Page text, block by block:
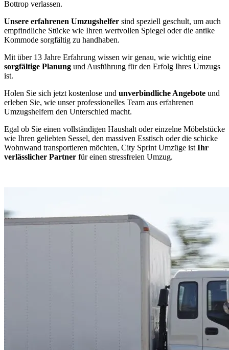
Bottrop verlassen.
Unsere erfahrenen Umzugshelfer sind speziell geschult, um auch
empfindliche Stücke wie Ihren wertvollen Spiegel oder die antike
Kommode sorgfältig zu handhaben.
Mit über 13 Jahre Erfahrung wissen wir genau, wie wichtig eine
sorgfältige Planung und Ausführung für den Erfolg Ihres Umzugs
ist.
Holen Sie sich jetzt kostenlose und unverbindliche Angebote und
erleben Sie, wie unser professionelles Team aus erfahrenen
Umzugshelfern den Unterschied macht.
Egal ob Sie einen vollständigen Haushalt oder einzelne Möbelstücke
wie Ihren geliebten Sessel, den massiven Esstisch oder die schicke
Wohnwand transportieren möchten, City Sprint Umzüge ist Ihr
verlässlicher Partner für einen stressfreien Umzug.